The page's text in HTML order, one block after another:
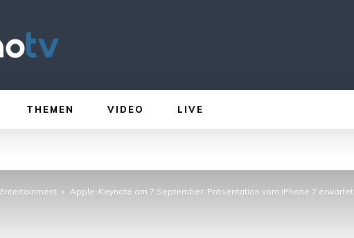
THEMEN VIDEO LIVE
Entertainment Apple-Keynote am 7.September: Präsentation vom iPhone 7 erwartet